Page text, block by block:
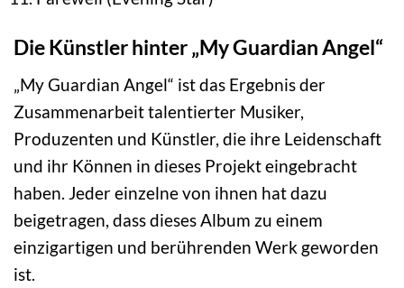
Die Künstler hinter „My Guardian Angel“
„My Guardian Angel“ ist das Ergebnis der
Zusammenarbeit talentierter Musiker,
Produzenten und Künstler, die ihre Leidenschaft
und ihr Können in dieses Projekt eingebracht
haben. Jeder einzelne von ihnen hat dazu
beigetragen, dass dieses Album zu einem
einzigartigen und berührenden Werk geworden
ist.